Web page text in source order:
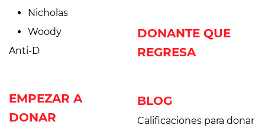
Nicholas
Woody
Anti-D
EMPEZAR A
DONAR
DONANTE QUE
REGRESA
BLOG
Calificaciones para donar